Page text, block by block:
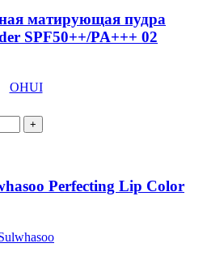
матирующая пудра
SPF50++/PA+++ 02
OHUI
Perfecting Lip Color